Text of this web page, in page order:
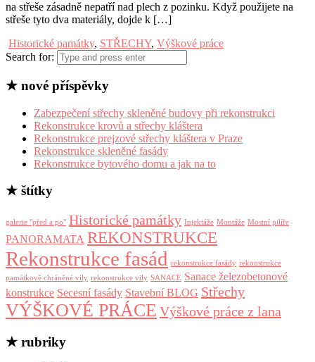
na střeše zásadně nepatří nad plech z pozinku. Když použijete na
střeše tyto dva materiály, dojde k […]
Historické památky, STŘECHY, Výškové práce
Search for:
★ nové příspěvky
Zabezpečení střechy skleněné budovy při rekonstrukci
Rekonstrukce krovů a střechy kláštera
Rekonstrukce prejzové střechy kláštera v Praze
Rekonstrukce skleněné fasády
Rekonstrukce bytového domu a jak na to
★ štítky
galerie "před a po" Historické památky Injektáže Montáže Mostní pilíře
PANORAMATA REKONSTRUKCE
Rekonstrukce fasád rekonstrukce fasády rekonstrukce
památkově chráněné vily rekonstrukce vily SANACE Sanace železobetonové
konstrukce Secesní fasády Stavební BLOG Střechy
VÝŠKOVÉ PRÁCE Výškové práce z lana
★ rubriky